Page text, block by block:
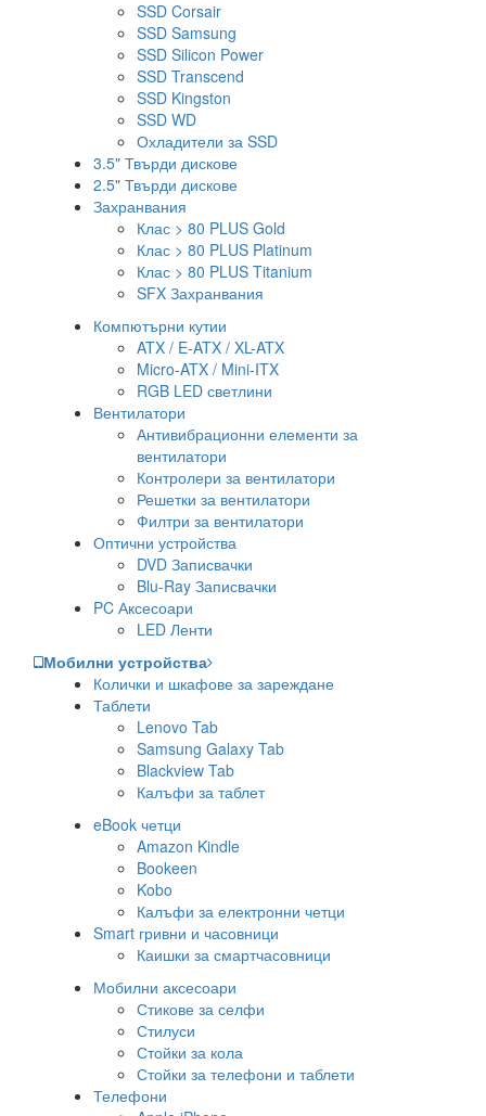
SSD Corsair
SSD Samsung
SSD Silicon Power
SSD Transcend
SSD Kingston
SSD WD
Охладители за SSD
3.5" Твърди дискове
2.5" Твърди дискове
Захранвания
Клас > 80 PLUS Gold
Клас > 80 PLUS Platinum
Клас > 80 PLUS Titanium
SFX Захранвания
Компютърни кутии
ATX / E-ATX / XL-ATX
Micro-ATX / Mini-ITX
RGB LED светлини
Вентилатори
Антивибрационни елементи за
вентилатори
Контролери за вентилатори
Решетки за вентилатори
Филтри за вентилатори
Оптични устройства
DVD Записвачки
Blu-Ray Записвачки
PC Аксесоари
LED Ленти
Мобилни устройства
Колички и шкафове за зареждане
Таблети
Lenovo Tab
Samsung Galaxy Tab
Blackview Tab
Калъфи за таблет
eBook четци
Amazon Kindle
Bookeen
Kobo
Калъфи за електронни четци
Smart гривни и часовници
Каишки за смартчасовници
Мобилни аксесоари
Стикове за селфи
Стилуси
Стойки за кола
Стойки за телефони и таблети
Телефони